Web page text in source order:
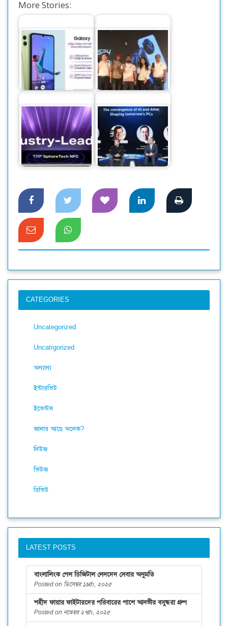
More Stories:
‘অসাম’ সিরিজের নতুন
স্মার্টফোন নিয়ে এলো
স্যামসাং
বাজারে নতুন স্মার্টফোন
আইটেল এস২৪
যেকোনো অ্যাঙ্গেল
থেকেই এখন স্মার্টফোনে
হবে কার্ড রিড
আইএফএ ২০২৪
প্রদর্শনীতে অনারের চমক
CATEGORIES
Uncategorized
Uncatrgorized
অন্যান্য
ইন্টারভিউ
ইভেন্টস
জানার আছে অনেক?
নিউজ
ভিউজ
রিভিউ
LATEST POSTS
বাংলালিংক পেল ডিজিটাল লেনদেন সেবার অনুমতি
Posted on ডিসেম্বর ১৯th, ২০২৫
শহীদ ফায়ার ফাইটারদের পরিবারের পাশে আনভীর বসুন্ধরা গ্রুপ
Posted on নভেম্বর ২৭th, ২০২৫